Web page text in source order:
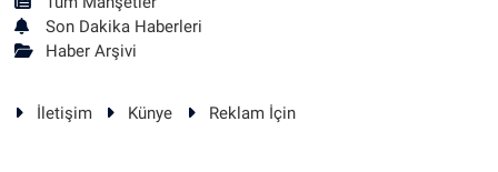
Son Dakika Haberleri
Haber Arşivi
İletişim Künye Reklam İçin